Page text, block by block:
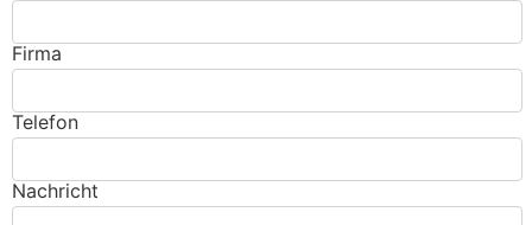
Firma
Telefon
Nachricht